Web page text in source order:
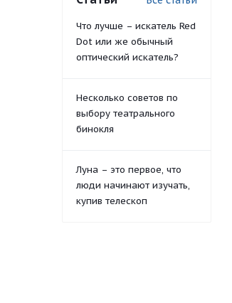
Что лучше – искатель Red
Dot или же обычный
оптический искатель?
Несколько советов по
выбору театрального
бинокля
Луна – это первое, что
люди начинают изучать,
купив телескоп